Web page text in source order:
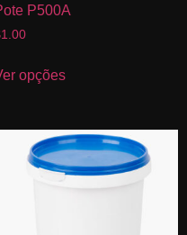
P500A
1.00
opções